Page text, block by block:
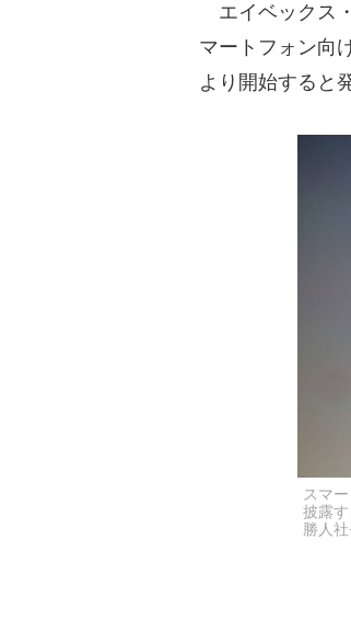
エイベックス
マートフォン向
より開始すると
スマ
披露
勝人